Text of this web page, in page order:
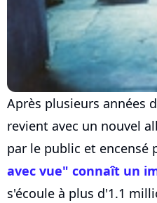
Après plusieurs années
revient avec un nouvel
par le public et encensé
avec vue" connaît un
s'écoule à plus d'1.1